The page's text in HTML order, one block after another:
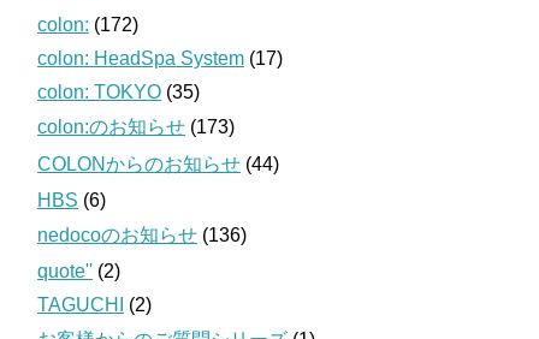
colon: (172)
colon: HeadSpa System (17)
colon: TOKYO (35)
colon:のお知らせ (173)
COLONからのお知らせ (44)
HBS (6)
nedocoのお知らせ (136)
quote'' (2)
TAGUCHI
(2)